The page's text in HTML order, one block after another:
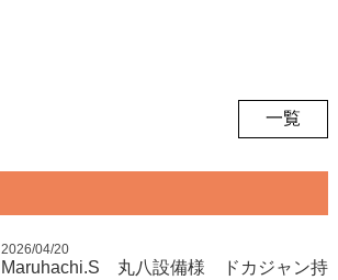
一覧
2026/04/20
Maruhachi.S 丸八設備様 ドカジャン持